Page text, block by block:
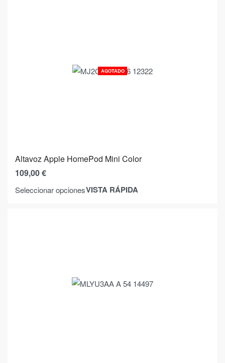
AGOTADO
Altavoz Apple HomePod Mini Color
109,00€
Seleccionar opcionesVISTA RÁPIDA